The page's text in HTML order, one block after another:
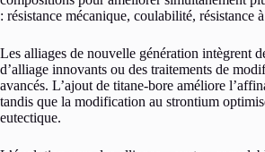
: résistance mécanique, coulabilité, résistance
Les alliages de nouvelle génération intègrent
d’alliage innovants ou des traitements de
avancés. L’ajout de titane-bore améliore
tandis que la modification au strontium
eutectique.